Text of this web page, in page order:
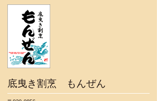
底曳き割烹 もんぜん